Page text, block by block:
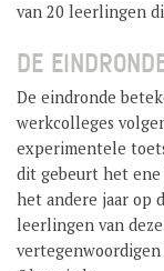
van 20 leerlingen
DE
De eindronde
werkcolleges
experimentele
dit gebeurt het
het andere jaar op
leerlingen van